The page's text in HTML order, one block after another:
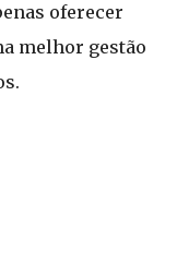
oferecer
melhor gestão